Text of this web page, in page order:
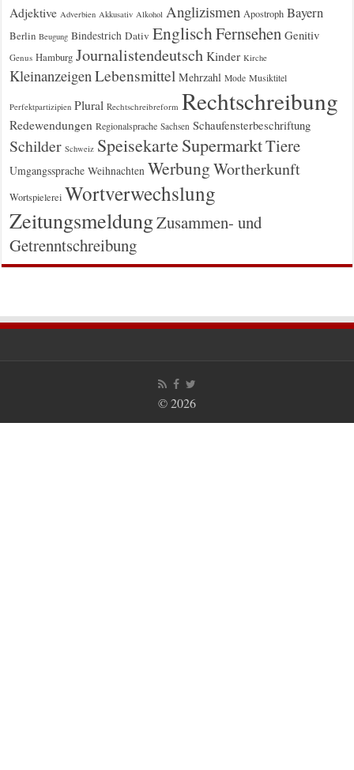
Adjektive Adverbien Akkusativ Alkohol Anglizismen Apostroph Bayern
Berlin Beugung Bindestrich Dativ EnglischFernsehen Genitiv
Genus Hamburg Journalistendeutsch Kinder Kirche
Kleinanzeigen Lebensmittel Mehrzahl Mode Musiktitel
Perfektpartizipien Plural Rechtschreibreform Rechtschreibung
Redewendungen Regionalsprache Sachsen Schaufensterbeschriftung
Schilder Schweiz Speisekarte SupermarktTiere
Umgangssprache Weihnachten WerbungWortherkunft
Wortspielerei Wortverwechslung
ZeitungsmeldungZusammen- und
Getrenntschreibung
© 2026